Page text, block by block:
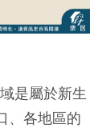
是屬於新生
、各地區的